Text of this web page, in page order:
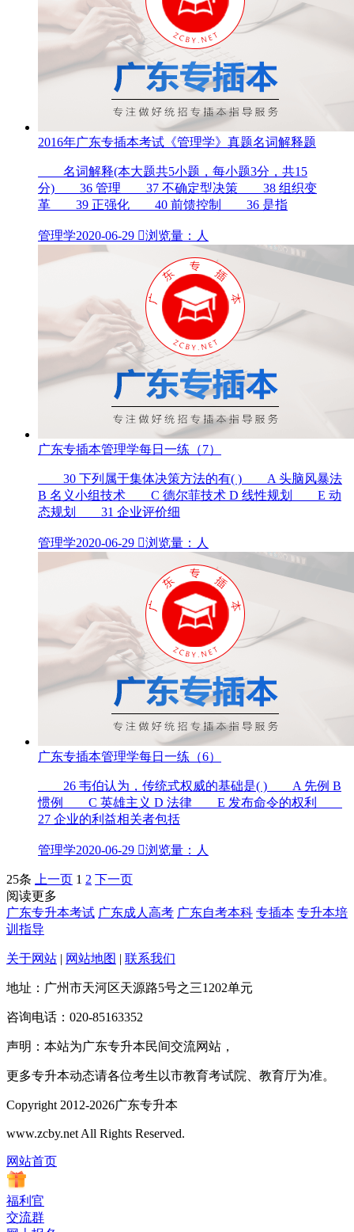
2016年广东专插本考试《管理学》真题名词解释题
名词解释(本大题共5小题，每小题3分，共15
分) 36 管理 37 不确定型决策 38 组织变
革 39 正强化 40 前馈控制 36 是指
管理学2020-06-29 浏览量：人
广东专插本管理学每日一练（7）
30 下列属于集体决策方法的有( ) A 头脑风暴法
B 名义小组技术 C 德尔菲技术 D 线性规划 E 动
态规划 31 企业评价细
管理学2020-06-29 浏览量：人
广东专插本管理学每日一练（6）
26 韦伯认为，传统式权威的基础是( ) A 先例 B
惯例 C 英雄主义 D 法律 E 发布命令的权利
27 企业的利益相关者包括
管理学2020-06-29 浏览量：人
25条 上一页 1 2 下一页
阅读更多
广东专升本考试 广东成人高考 广东自考本科 专插本 专升本培
训指导
关于网站 | 网站地图 | 联系我们
地址：广州市天河区天源路5号之三1202单元
咨询电话：020-85163352
声明：本站为广东专升本民间交流网站，
更多专升本动态请各位考生以市教育考试院、教育厅为准。
Copyright 2012-2026广东专升本
www.zcby.net All Rights Reserved.
网站首页
福利官
交流群